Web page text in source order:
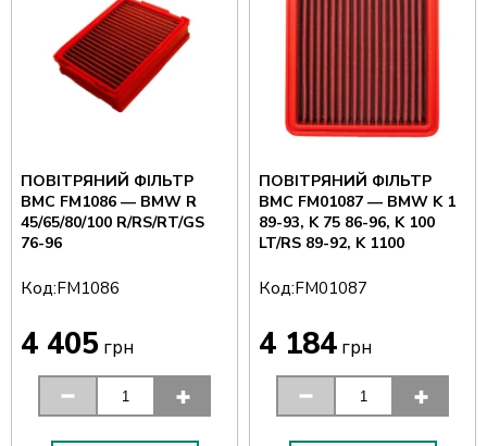
ПОВІТРЯНИЙ ФІЛЬТР
BMC FM1086 — BMW R
45/65/80/100 R/RS/RT/GS
76-96
Код:FM1086
4 405 грн
ПОВІТРЯНИЙ ФІЛЬТР
BMC FM01087 — BMW K 1
89-93, K 75 86-96, K 100
LT/RS 89-92, K 1100
Код:FM01087
4 184 грн